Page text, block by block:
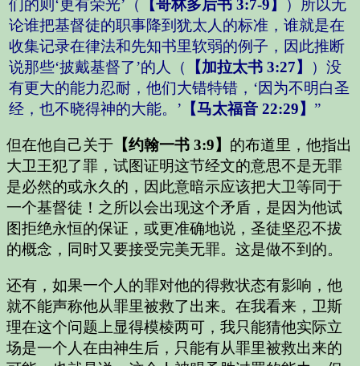
们的则‘更有荣光’（
【哥林多后书 3:7-9】
）所以无
论谁把基督徒的职事降到犹太人的标准，谁就是在
收集记录在律法和先知书里软弱的例子，因此推断
说那些‘披戴基督了’的人（
【加拉太书 3:27】
）没
有更大的能力忍耐，他们大错特错，‘因为不明白圣
经，也不晓得神的大能。’ 【马太福音 22:29】 ”
但在他自己关于 【约翰一书 3:9】 的布道里，他指出
大卫王犯了罪，试图证明这节经文的意思不是无罪
是必然的或永久的，因此意暗示应该把大卫等同于
一个基督徒！之所以会出现这个矛盾，是因为他试
图拒绝永恒的保证，或更准确地说，圣徒坚忍不拔
的概念，同时又要接受完美无罪。这是做不到的。
还有，如果一个人的罪对他的得救状态有影响，他
就不能声称他从罪里被救了出来。在我看来，卫斯
理在这个问题上显得模棱两可，我只能猜他实际立
场是一个人在由神生后，只能有从罪里被救出来的